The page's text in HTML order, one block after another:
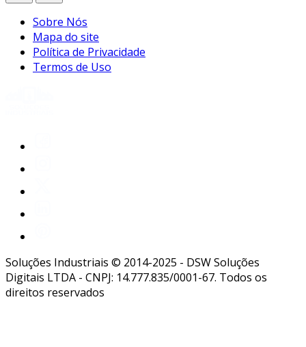
Sobre Nós
Mapa do site
Política de Privacidade
Termos de Uso
Soluções Industriais © 2014-2025 - DSW Soluções
Digitais LTDA - CNPJ: 14.777.835/0001-67. Todos os
direitos reservados